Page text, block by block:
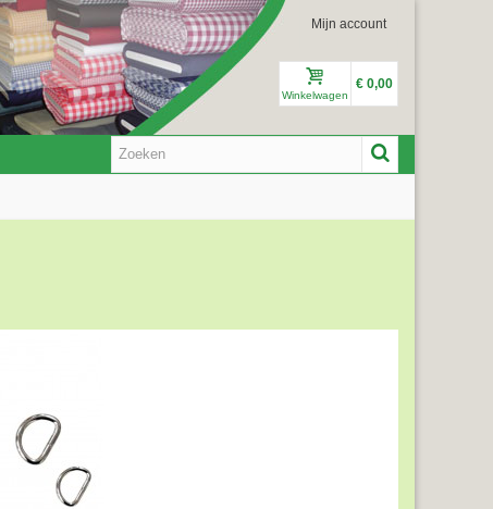
Mijn account
Winkelwagen
€ 0,00